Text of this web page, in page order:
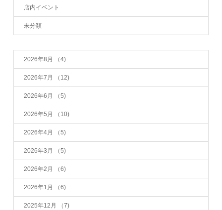
店内イベント
未分類
2026年8月 （4)
2026年7月 （12)
2026年6月 （5)
2026年5月 （10)
2026年4月 （5)
2026年3月 （5)
2026年2月 （6)
2026年1月 （6)
2025年12月 （7)